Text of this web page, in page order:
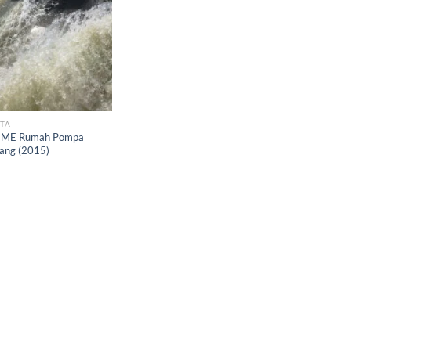
Rumah Pompa
(2015)